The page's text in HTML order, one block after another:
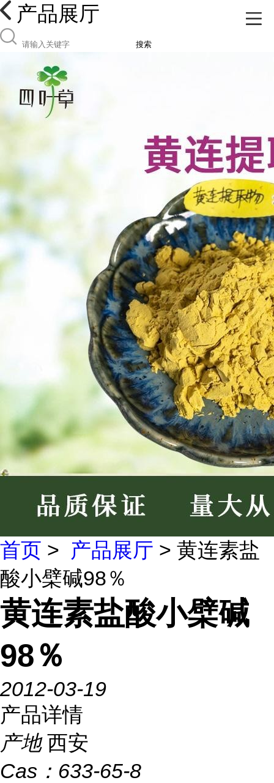
产品展厅
搜索
首页 > 产品展厅 > 黄连素盐
酸小檗碱98％
黄连素盐酸小檗碱
98％
2012-03-19
产品详情
产地 西安
Cas： 633-65-8